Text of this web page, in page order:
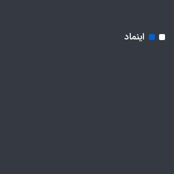
اینماد